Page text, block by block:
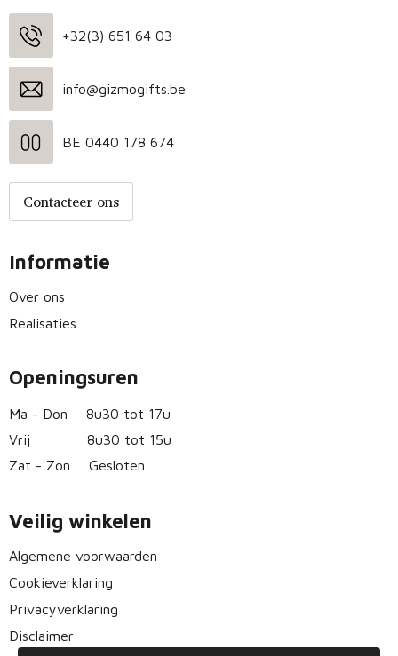
+32(3) 651 64 03
info@gizmogifts.be
BE 0440 178 674
Contacteer ons
Informatie
Over ons
Realisaties
Openingsuren
Ma - Don
8u30 tot 17u
Vrij
8u30 tot 15u
Zat - Zon
Gesloten
Veilig winkelen
Algemene voorwaarden
Cookieverklaring
Privacyverklaring
Disclaimer